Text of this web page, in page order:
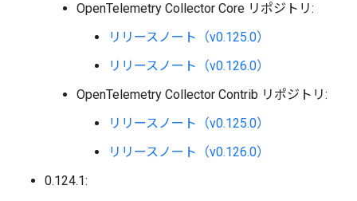
OpenTelemetry Collector Core リポジトリ:
リリースノート（v0.125.0）
リリースノート（v0.126.0）
OpenTelemetry Collector Contrib リポジトリ:
リリースノート（v0.125.0）
リリースノート（v0.126.0）
0.124.1: